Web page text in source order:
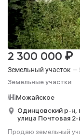
Земельный участок —
Земельные участки
2 300 000 ₽
Можайское
Одинцовский р-н,
улица Почтовая 2-
Продаю земельный